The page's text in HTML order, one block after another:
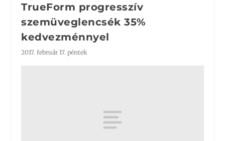
TrueForm progresszív
szemüveglencsék 35%
kedvezménnyel
2017. február 17. péntek